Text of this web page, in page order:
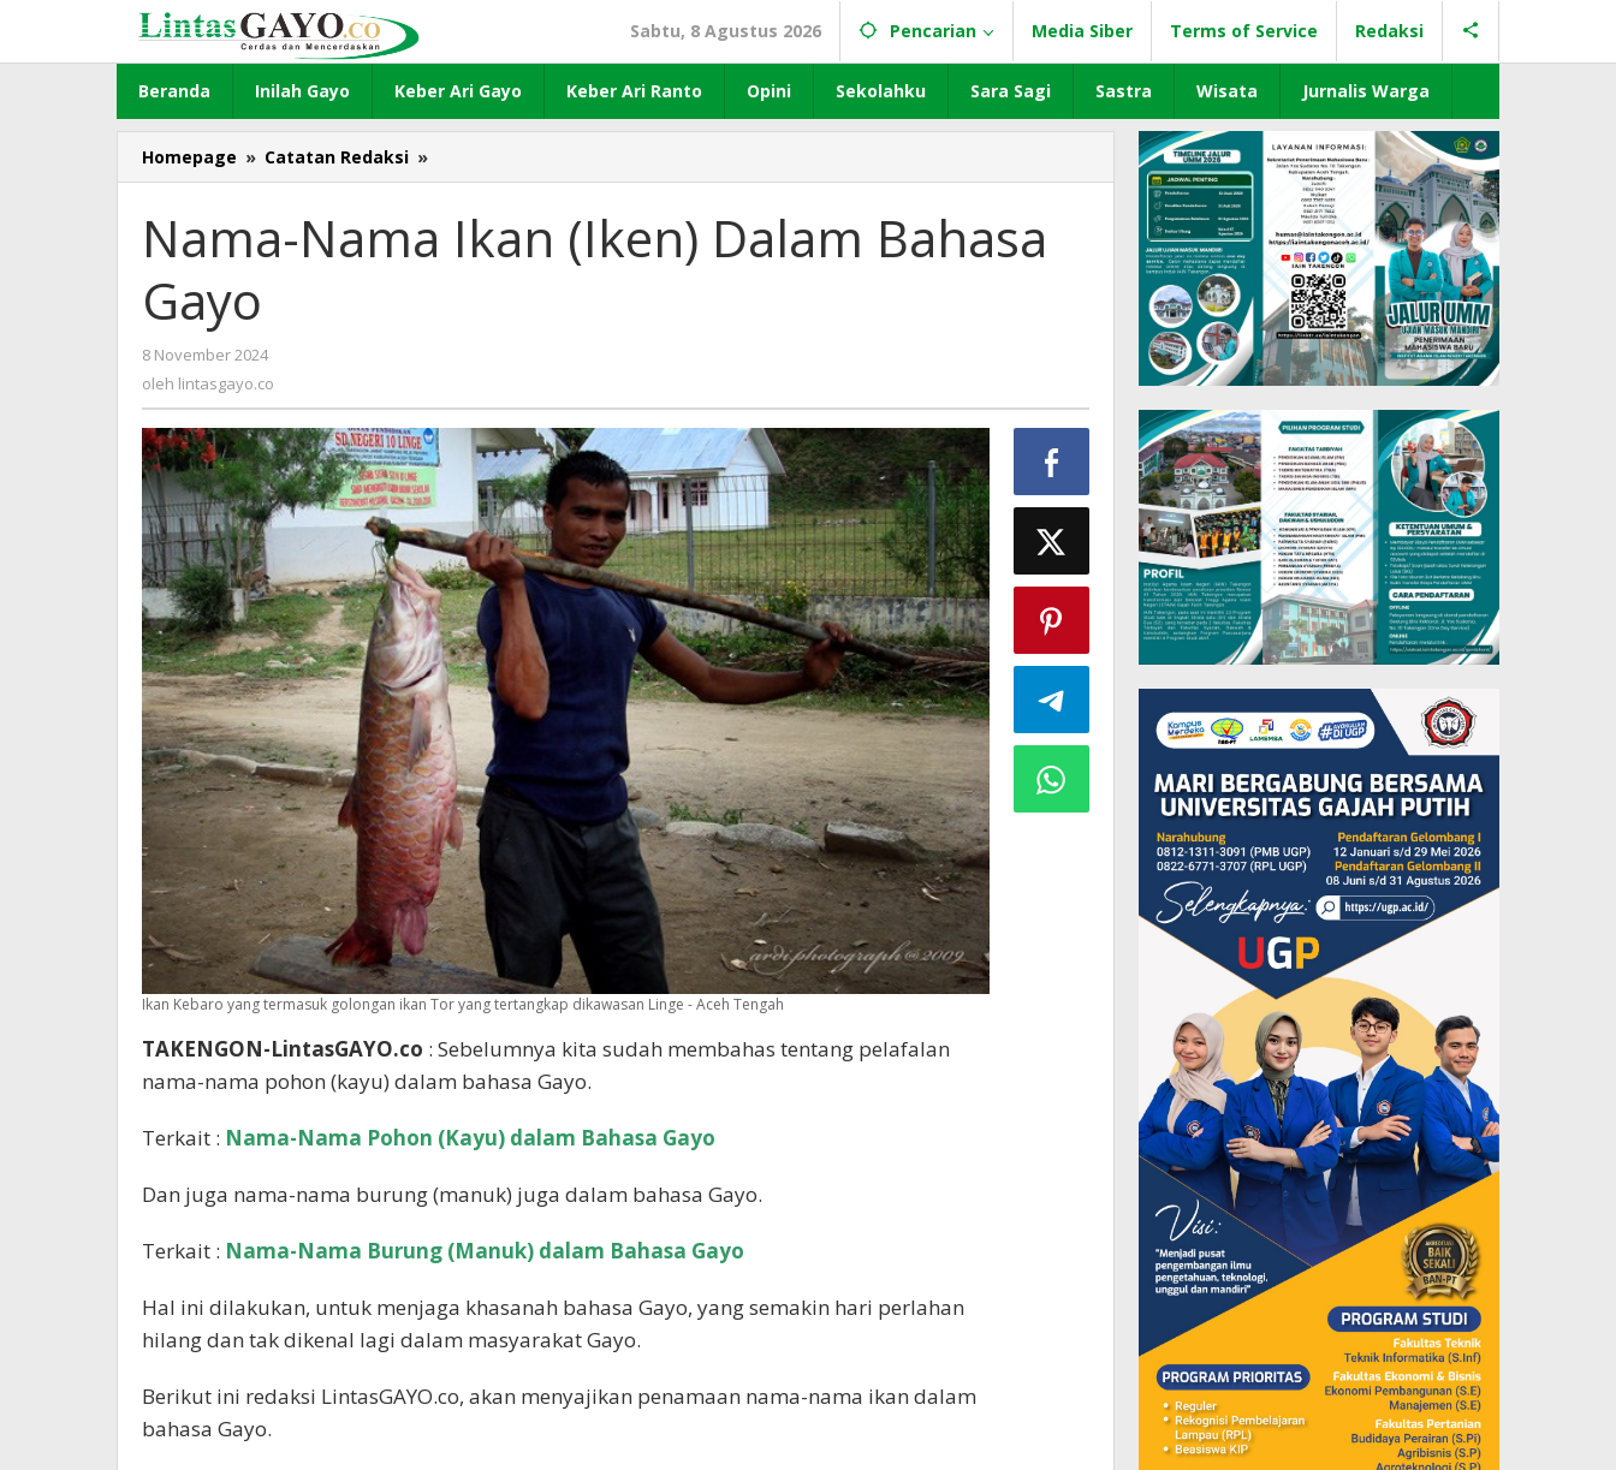
konten
Sabtu, 8 Agustus 2026 Pencarian Media Siber Terms of Service Redaksi
Beranda Inilah Gayo Keber Ari Gayo Keber Ari Ranto Opini Sekolahku Sara Sagi Sastra Wisata Jurnalis Warga
Homepage » Catatan Redaksi »
Nama
(Iken)
Dalam
Nama-Nama Ikan (Iken) Dalam Bahasa
Gayo
8 November 2024
oleh lintasgayo.co
Ikan Kebaro yang termasuk golongan ikan Tor yang tertangkap dikawasan Linge - Aceh Tengah
TAKENGON-LintasGAYO.co : Sebelumnya kita sudah membahas tentang pelafalan
nama-nama pohon (kayu) dalam bahasa Gayo.
Terkait : Nama-Nama Pohon (Kayu) dalam Bahasa Gayo
Dan juga nama-nama burung (manuk) juga dalam bahasa Gayo.
Terkait : Nama-Nama Burung (Manuk) dalam Bahasa Gayo
Hal ini dilakukan, untuk menjaga khasanah bahasa Gayo, yang semakin hari perlahan
hilang dan tak dikenal lagi dalam masyarakat Gayo.
Berikut ini redaksi LintasGAYO.co, akan menyajikan penamaan nama-nama ikan dalam
bahasa Gayo.